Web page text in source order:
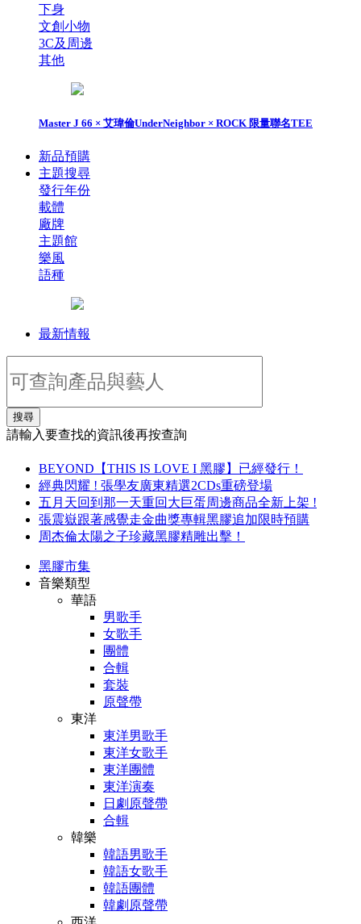
下身
文創小物
3C及周邊
其他
Master J 66 × 艾瑋倫UnderNeighbor × ROCK 限量聯名TEE
新品預購
主題搜尋
發行年份
載體
廠牌
主題館
樂風
語種
最新情報
搜尋
請輸入要查找的資訊後再按查詢
BEYOND【THIS IS LOVE I 黑膠】已經發行！
經典閃耀 ! 張學友廣東精選2CDs重磅登場
五月天回到那一天重回大巨蛋周邊商品全新上架 !
張震嶽跟著感覺走金曲獎專輯黑膠追加限時預購
周杰倫太陽之子珍藏黑膠精雕出擊！
黑膠市集
音樂類型
華語
男歌手
女歌手
團體
合輯
套裝
原聲帶
東洋
東洋男歌手
東洋女歌手
東洋團體
東洋演奏
日劇原聲帶
合輯
韓樂
韓語男歌手
韓語女歌手
韓語團體
韓劇原聲帶